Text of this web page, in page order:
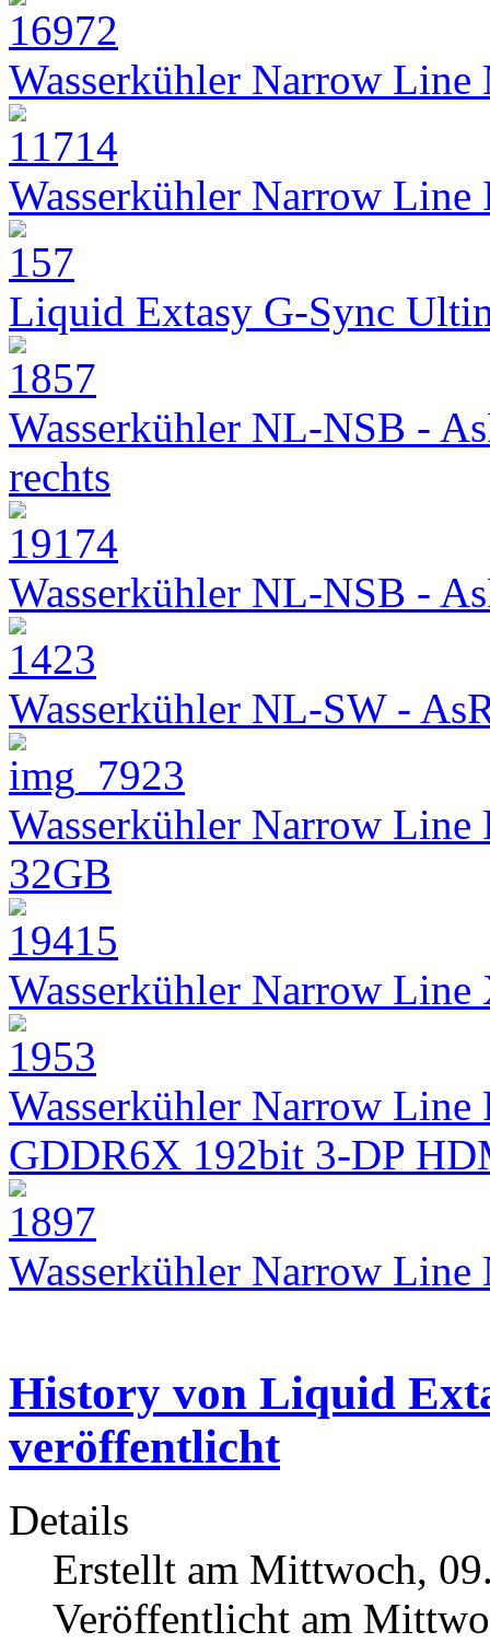
Wasserkühler Narrow
Wasserkühler Narrow
Liquid Extasy G-Sync
Wasserkühler NL-NSB -
rechts
Wasserkühler NL-NSB -
Wasserkühler NL-SW -
Wasserkühler Narrow
32GB
Wasserkühler Narrow
Wasserkühler Narrow Line
GDDR6X 192bit 3-DP
Wasserkühler Narrow
History von Liquid
veröffentlicht
Details
Erstellt am Mittwoch,
Veröffentlicht am